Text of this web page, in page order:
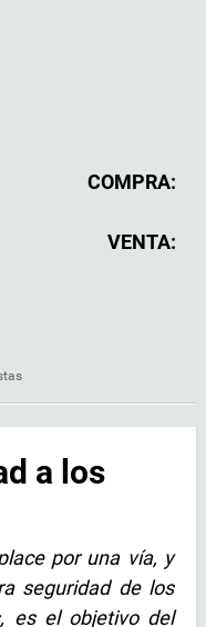
COMPRA:
VENTA:
a los
por una vía, y
seguridad de los
es el objetivo del